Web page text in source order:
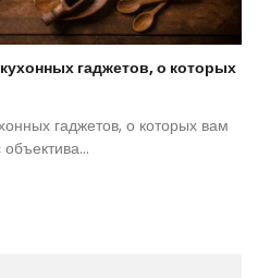
гаджетов, о которых
гаджетов, о которых вам